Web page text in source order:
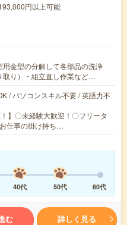
円以上可能
金型の分解して各部品の洗浄
取り）・組立直し作業など…
/ パソコンスキル不要 / 英語力不
】〇未経験大歓迎！〇フリータ
仕事の掛け持ち…
40代 50代 60代
む 詳しく見る